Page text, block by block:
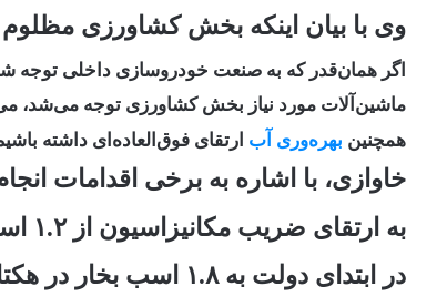
وی با بیان اینکه بخش کشاورزی
اگر همان‌قدر که به صنعت خودروسازی داخلی توجه
ماشین‌آلات مورد نیاز بخش کشاورزی توجه می‌شد،
همچنین بهره‌وری آب ارتقای فوق‌العاده‌ای داشته
خاوازی، با اشاره به برخی اقدامات
به ارتقای ضریب مکانیزاسیون از ۱.۲ اسب بخار در هکتار
در ابتدای دولت به ۱.۸ اسب بخار در هکتار در حال حاضر اشاره کرد و گفت: